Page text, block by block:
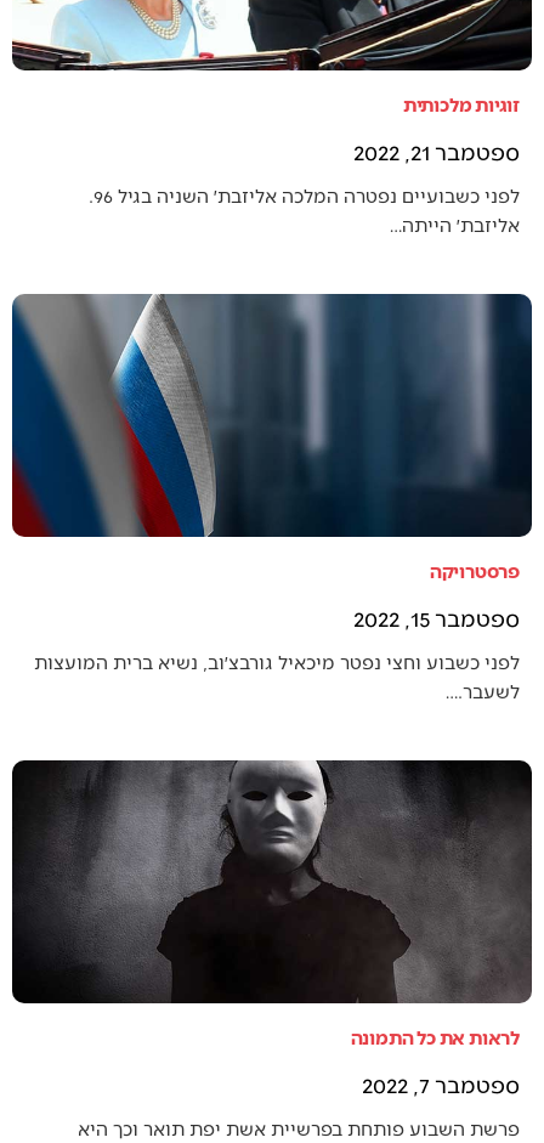
זוגיות מלכותית
ספטמבר 21, 2022
לפני כשבועיים נפטרה המלכה אליזבת׳ השניה בגיל 96.
אליזבת׳ הייתה…
פרסטרויקה
ספטמבר 15, 2022
לפני כשבוע וחצי נפטר מיכאיל גורבצ׳וב, נשיא ברית המועצות
לשעבר.…
לראות את כל התמונה
ספטמבר 7, 2022
פרשת השבוע פותחת בפרשיית אשת יפת תואר וכך היא